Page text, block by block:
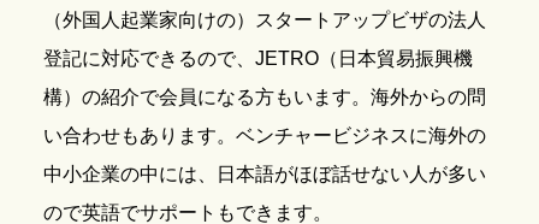
（外国人起業家向けの）スタートアップビザの法人
登記に対応できるので、JETRO（日本貿易振興機
構）の紹介で会員になる方もいます。海外からの問
い合わせもあります。ベンチャービジネスに海外の
中小企業の中には、日本語がほぼ話せない人が多い
ので英語でサポートもできます。